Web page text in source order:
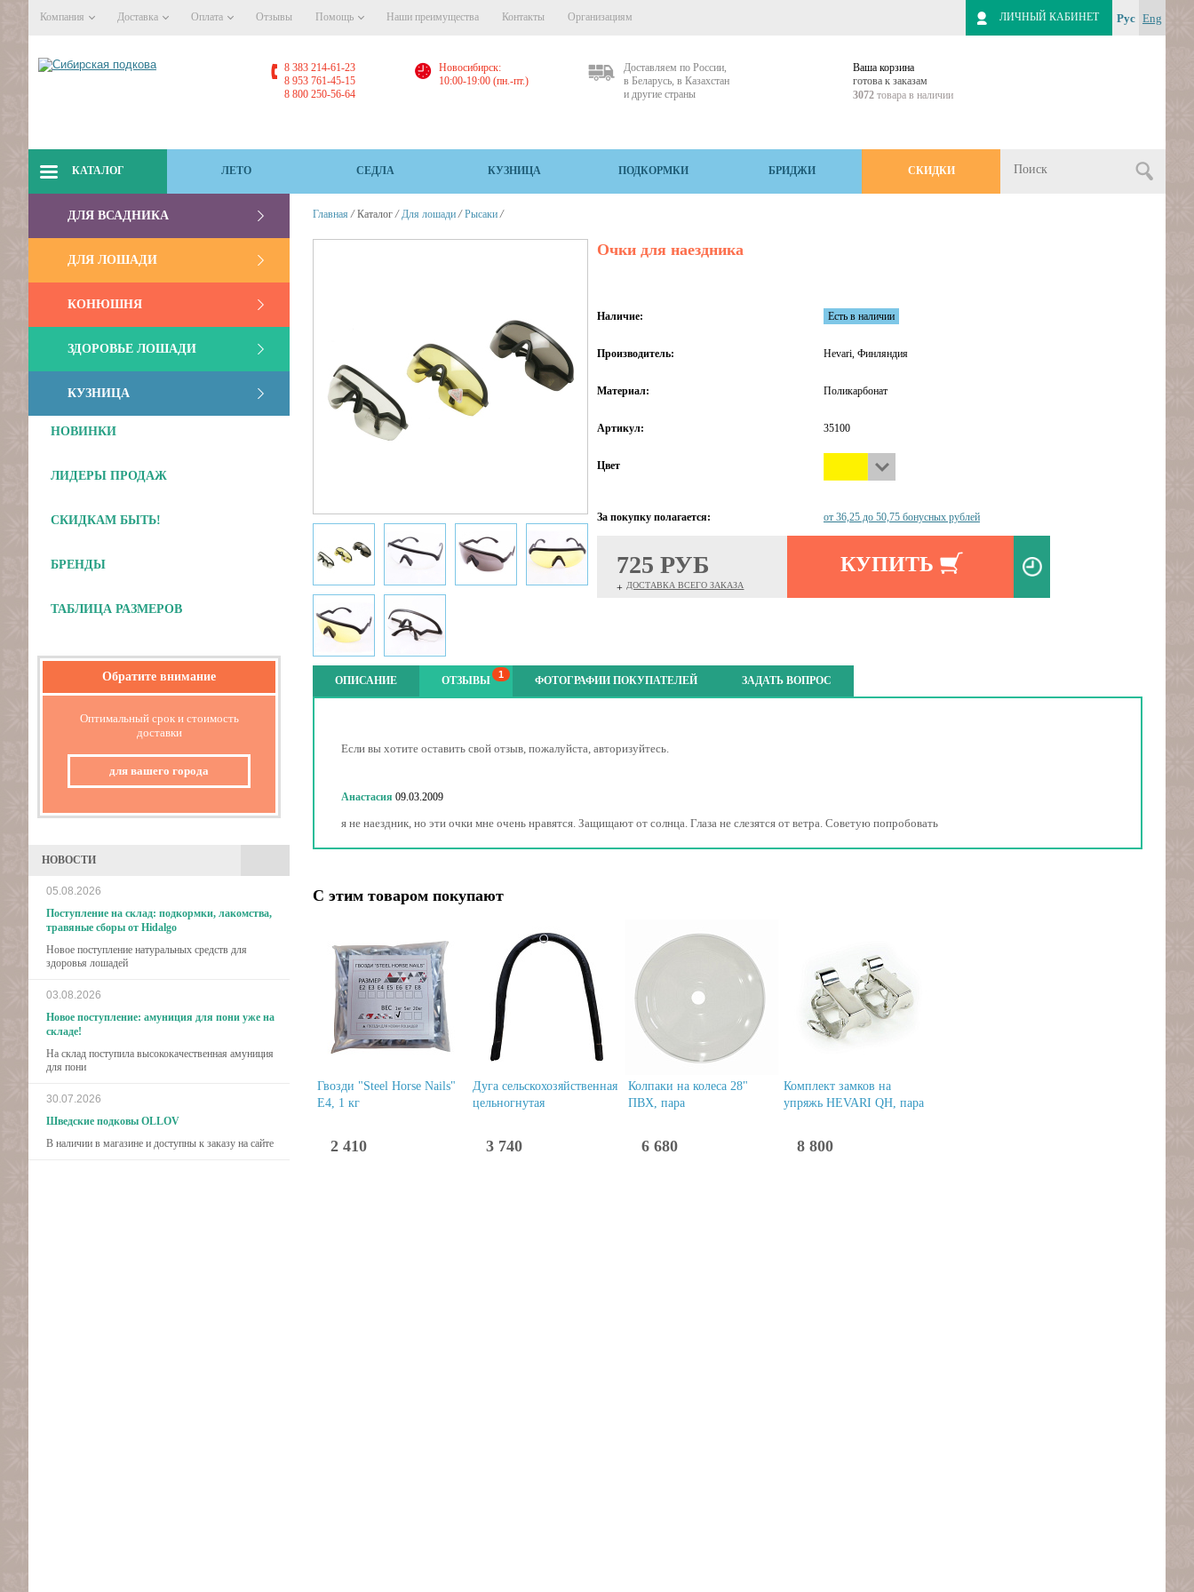
Компания Доставка Оплата Отзывы Помощь Наши преимущества Контакты Организациям Рус Eng
ЛИЧНЫЙ КАБИНЕТ
8 383 214-61-23
8 953 761-45-15
8 800 250-56-64
Новосибирск:
10:00-19:00 (пн.-пт.)
Доставляем по России,
в Беларусь, в Казахстан
и другие страны
Ваша корзина
готова к заказам
3072 товара в наличии
КАТАЛОГ ЛЕТО СЕДЛА КУЗНИЦА ПОДКОРМКИ БРИДЖИ СКИДКИ
ДЛЯ ВСАДНИКА
ДЛЯ ЛОШАДИ
КОНЮШНЯ
ЗДОРОВЬЕ ЛОШАДИ
КУЗНИЦА
НОВИНКИ
ЛИДЕРЫ ПРОДАЖ
СКИДКАМ БЫТЬ!
БРЕНДЫ
ТАБЛИЦА РАЗМЕРОВ
Обратите внимание
Оптимальный срок и стоимость
доставки
для вашего города
НОВОСТИ
05.08.2026
Поступление на склад: подкормки, лакомства,
травяные сборы от Hidalgo
Новое поступление натуральных средств для
здоровья лошадей
03.08.2026
Новое поступление: амуниция для пони уже на
складе!
На склад поступила высококачественная амуниция
для пони
30.07.2026
Шведские подковы OLLOV
В наличии в магазине и доступны к заказу на сайте
Главная / Каталог / Для лошади / Рысаки /
Очки для наездника
Наличие: Есть в наличии
Производитель: Hevari, Финляндия
Материал: Поликарбонат
Артикул: 35100
Цвет
За покупку полагается: от 36,25 до 50,75 бонусных рублей
725 РУБ
+ ДОСТАВКА ВСЕГО ЗАКАЗА
КУПИТЬ
ОПИСАНИЕ ОТЗЫВЫ 1 ФОТОГРАФИИ ПОКУПАТЕЛЕЙ ЗАДАТЬ ВОПРОС
Если вы хотите оставить свой отзыв, пожалуйста, авторизуйтесь.
Анастасия 09.03.2009
я не наездник, но эти очки мне очень нравятся. Защищают от солнца. Глаза не слезятся от ветра. Советую попробовать
С этим товаром покупают
Гвозди "Steel Horse Nails"
Е4, 1 кг
2 410
Дуга сельскохозяйственная
цельногнутая
3 740
Колпаки на колеса 28"
ПВХ, пара
6 680
Комплект замков на
упряжь HEVARI QH, пара
8 800